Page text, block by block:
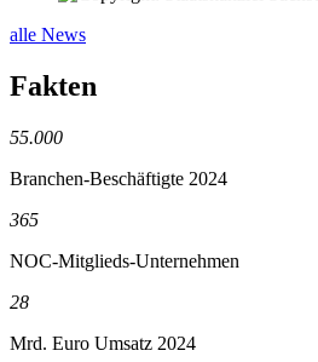
alle News
Fakten
55.000
Branchen-Beschäftigte 2024
365
NOC-Mitglieds-Unternehmen
28
Mrd. Euro Umsatz 2024